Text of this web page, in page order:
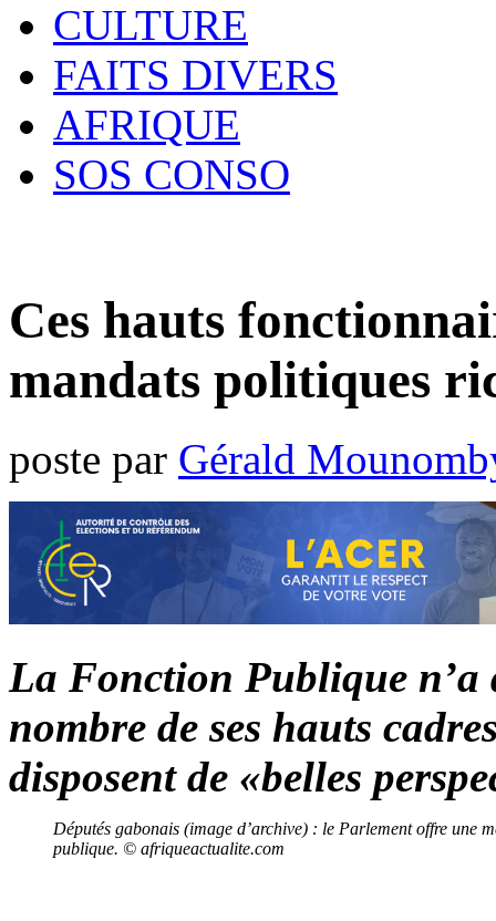
CULTURE
FAITS DIVERS
AFRIQUE
SOS CONSO
Ces hauts
mandats politiques
poste par Gérald
La Fonction Publique n’a
nombre de ses hauts
disposent de «belles
Députés gabonais (image d’archive) : le Parlement offre une
publique. © afriqueactualite.com